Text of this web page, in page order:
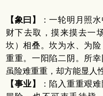
【象曰】
：一轮明月照
财下去取，摸来摸去一
坎）相叠。坎为水、为
重重。一阳陷二阴。所幸
虽险难重重，却方能显人
【事业】
：陷入重重艰